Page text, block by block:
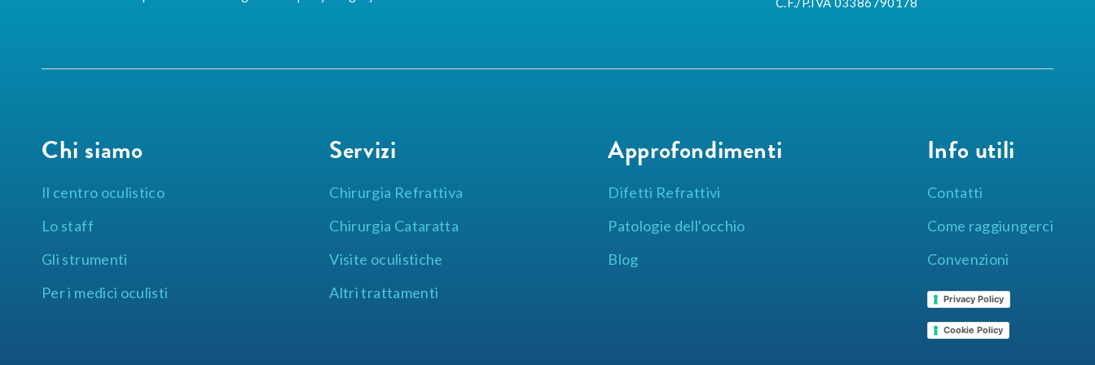
Chi siamo
Il centro oculistico
Lo staff
Gli strumenti
Per i medici oculisti
Servizi
Chirurgia Refrattiva
Chirurgia Cataratta
Visite oculistiche
Altri trattamenti
Approfondimenti
Difetti Refrattivi
Patologie dell'occhio
Blog
Info utili
Contatti
Come raggiungerci
Convenzioni
Privacy Policy
Cookie Policy